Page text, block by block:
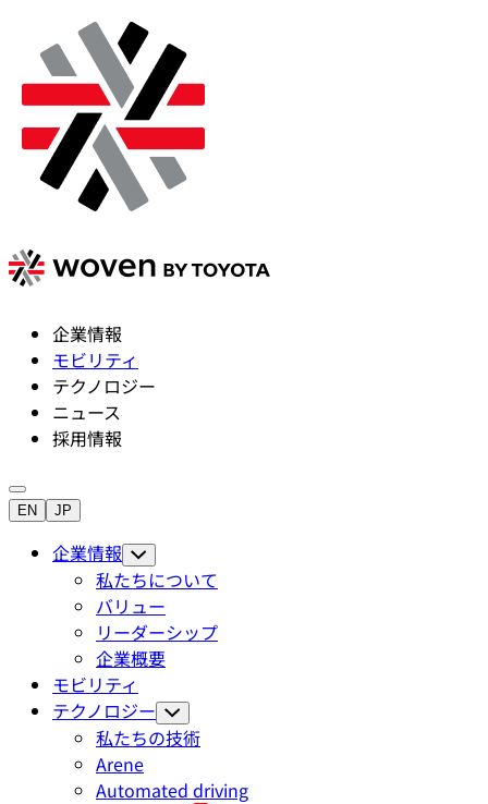
企業情報
モビリティ
テクノロジー
ニュース
採用情報
EN JP
企業情報
私たちについて
バリュー
リーダーシップ
企業概要
モビリティ
テクノロジー
私たちの技術
Arene
Automated driving